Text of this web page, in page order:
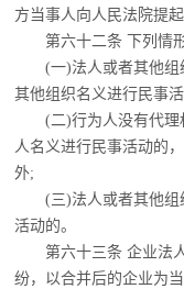
方当事人向人民法院提
第六十二条 下列情
(一)法人或者其他
其他组织名义进行民事
(二)行为人没有代
人名义进行民事活动的
外;
(三)法人或者其他
活动的。
第六十三条 企业法
纷，以合并后的企业为当